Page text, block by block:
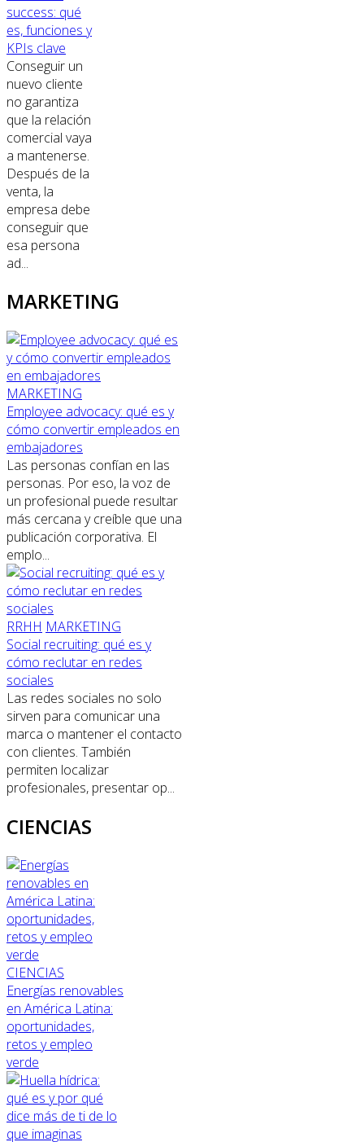
success: qué
es, funciones y
KPIs clave
Conseguir un
nuevo cliente
no garantiza
que la relación
comercial vaya
a mantenerse.
Después de la
venta, la
empresa debe
conseguir que
esa persona
ad...
MARKETING
MARKETING
Employee advocacy: qué es y
cómo convertir empleados en
embajadores
Las personas confían en las
personas. Por eso, la voz de
un profesional puede resultar
más cercana y creíble que una
publicación corporativa. El
emplo...
RRHH MARKETING
Social recruiting: qué es y
cómo reclutar en redes
sociales
Las redes sociales no solo
sirven para comunicar una
marca o mantener el contacto
con clientes. También
permiten localizar
profesionales, presentar op...
CIENCIAS
CIENCIAS
Energías renovables
en América Latina:
oportunidades,
retos y empleo
verde